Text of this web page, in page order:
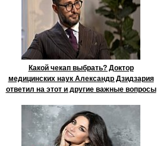
Какой чекап выбрать? Доктор
медицинских наук Александр Дзидзария
ответил на этот и другие важные вопросы